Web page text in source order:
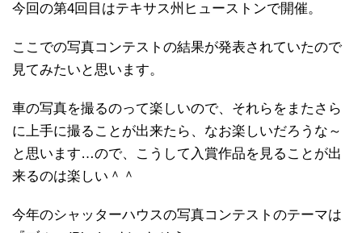
今回の第4回目はテキサス州ヒューストンで開催。
ここでの写真コンテストの結果が発表されていたので
見てみたいと思います。
車の写真を撮るのって楽しいので、それらをまたさら
に上手に撮ることが出来たら、なお楽しいだろうな～
と思います…ので、こうして入賞作品を見ることが出
来るのは楽しい＾＾
今年のシャッターハウスの写真コンテストのテーマは